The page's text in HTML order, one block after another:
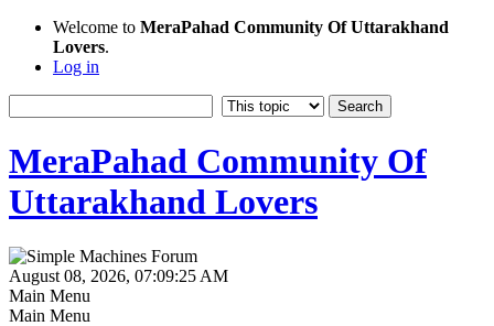
Welcome to MeraPahad Community Of Uttarakhand
Lovers.
Log in
MeraPahad Community Of
Uttarakhand Lovers
August 08, 2026, 07:09:25 AM
Main Menu
Main Menu